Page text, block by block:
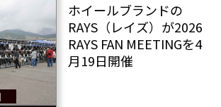
ホイールブランドの
RAYS（レイズ）が2026
RAYS FAN MEETINGを4
月19日開催